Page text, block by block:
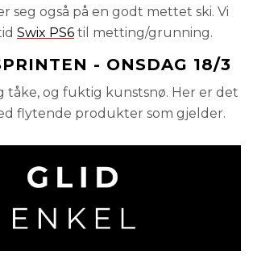
seg også på en godt mettet ski. Vi
Swix PS6 til metting/grunning.
- ONSDAG 18/3
tåke, og fuktig kunstsnø. Her er det
flytende produkter som gjelder.